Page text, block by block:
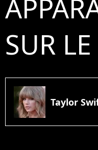
SUR
Taylor